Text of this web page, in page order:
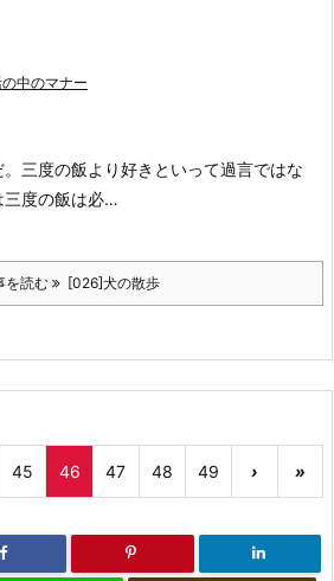
中のマナー
三度の飯より好きといって過言ではな
三度の飯は必…
を読む [026]犬の散歩
45 46 47 48 49 › »